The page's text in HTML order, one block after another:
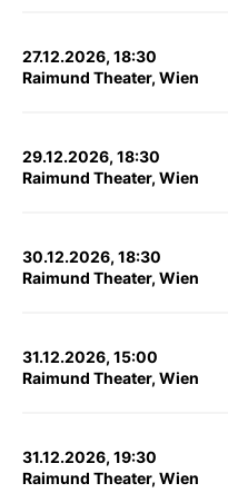
27.12.2026, 18:30
Raimund Theater, Wien
29.12.2026, 18:30
Raimund Theater, Wien
30.12.2026, 18:30
Raimund Theater, Wien
31.12.2026, 15:00
Raimund Theater, Wien
31.12.2026, 19:30
Raimund Theater, Wien